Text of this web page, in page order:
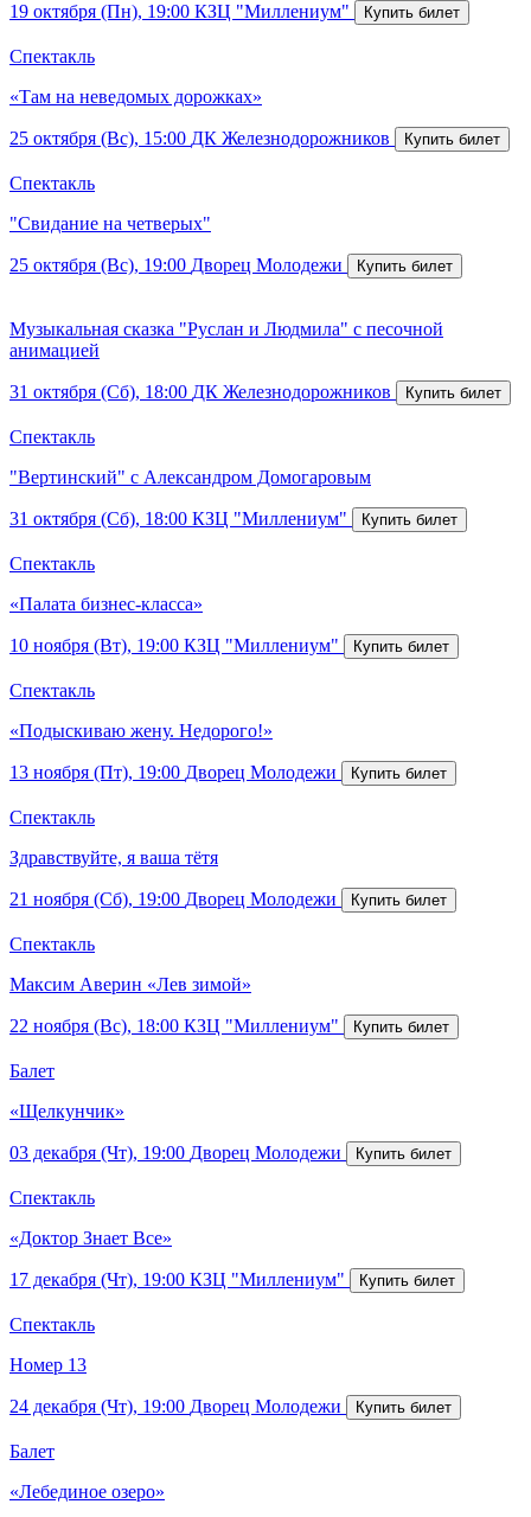
19 октября (Пн), 19:00 КЗЦ "Миллениум"
Спектакль
«Там на неведомых дорожках»
25 октября (Вс), 15:00 ДК Железнодорожников
Спектакль
"Свидание на четверых"
25 октября (Вс), 19:00 Дворец Молодежи
Музыкальная сказка "Руслан и Людмила" с песочной
анимацией
31 октября (Сб), 18:00 ДК Железнодорожников
Спектакль
"Вертинский" с Александром Домогаровым
31 октября (Сб), 18:00 КЗЦ "Миллениум"
Спектакль
«Палата бизнес-класса»
10 ноября (Вт), 19:00 КЗЦ "Миллениум"
Спектакль
«Подыскиваю жену. Недорого!»
13 ноября (Пт), 19:00 Дворец Молодежи
Спектакль
Здравствуйте, я ваша тётя
21 ноября (Сб), 19:00 Дворец Молодежи
Спектакль
Максим Аверин «Лев зимой»
22 ноября (Вс), 18:00 КЗЦ "Миллениум"
Балет
«Щелкунчик»
03 декабря (Чт), 19:00 Дворец Молодежи
Спектакль
«Доктор Знает Все»
17 декабря (Чт), 19:00 КЗЦ "Миллениум"
Спектакль
Номер 13
24 декабря (Чт), 19:00 Дворец Молодежи
Балет
«Лебединое озеро»